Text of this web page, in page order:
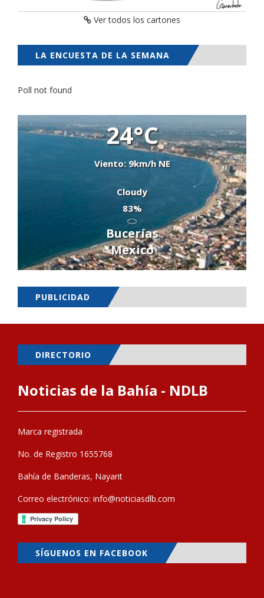
Ver todos los cartones
LA ENCUESTA DE LA SEMANA
Poll not found
24°C
Viento: 9km/h NE
Cloudy
83%
Bucerías
Mexico
PUBLICIDAD
DIRECTORIO
Noticias de la Bahía - NDLB
Marca registrada
No. de Registro 1655768
Bahía de Banderas, Nayarit
Correo electrónico: info@noticiasdlb.com
SÍGUENOS EN FACEBOOK